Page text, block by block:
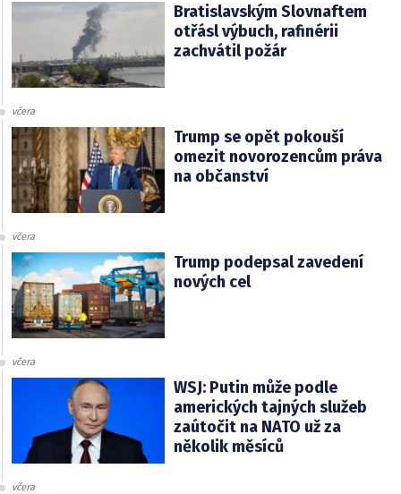
Bratislavským Slovnaftem
otřásl výbuch, rafinérii
zachvátil požár
včera
Trump se opět pokouší
omezit novorozencům práva
na občanství
včera
Trump podepsal zavedení
nových cel
včera
WSJ: Putin může podle
amerických tajných služeb
zaútočit na NATO už za
několik měsíců
včera